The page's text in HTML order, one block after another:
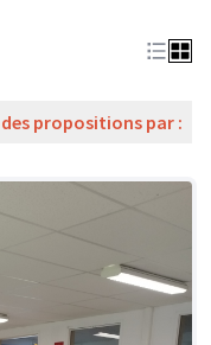
propositions par :